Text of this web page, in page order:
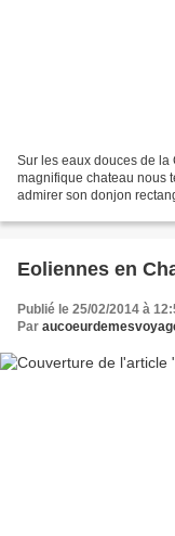
Sur les eaux douces de la
magnifique chateau nous
admirer son donjon
Eoliennes en
Publié le 25/02/2014 à
Par